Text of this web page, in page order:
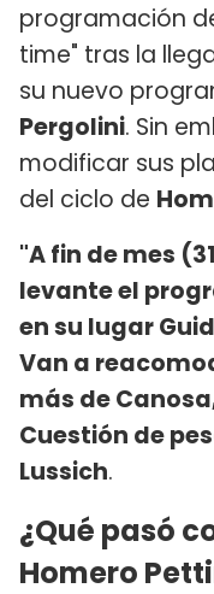
programación
time" tras la
su nuevo
Pergolini. Sin
modificar sus
del ciclo de
"A fin de mes
levante el
en su lugar
Van a
más de
Cuestión de
Lussich.
¿Qué pasó
Homero